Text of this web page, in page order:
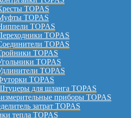
TOPAS
TOPAS
TOPAS
TOPAS
TOPAS
TOPAS
TOPAS
TOPAS
TOPAS
для шланга TOPAS
приборы TOPAS
затрат TOPAS
тепла TOPAS